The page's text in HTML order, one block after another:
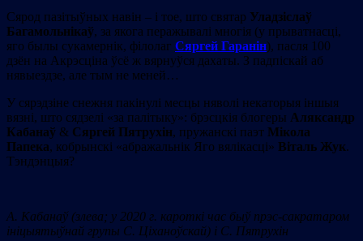
Сярод пазітыўных навін – і тое, што святар Уладзіслаў
Багамольнікаў, за якога перажывалі многія (у прыватнасці,
яго былы сукамернік, філолаг Сяргей Гаранін), пасля 100
дзён на Акрэсціна ўсё ж вярнуўся дахаты. З падпіскай аб
нявыездзе, але тым не меней…
У сярэдзіне снежня пакінулі месцы няволі некаторыя іншыя
вязні, што сядзелі «за палітыку»: брэсцкія блогеры Аляксандр
Кабанаў & Сяргей Пятрухін, пружанскі паэт Мікола
Папека, кобрынскі «абражальнік Яго вялікасці» Віталь Жук.
Тэндэнцыя?
А. Кабанаў (злева; у 2020 г. кароткі час быў прэс-сакратаром
ініцыятыўнай групы С. Ціханоўскай) і С. Пятрухін